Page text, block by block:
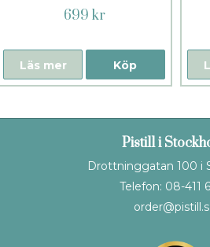
699 kr
Köp
Läs mer
Pistill i
Drottninggatan 100 i
Telefon: 08-411